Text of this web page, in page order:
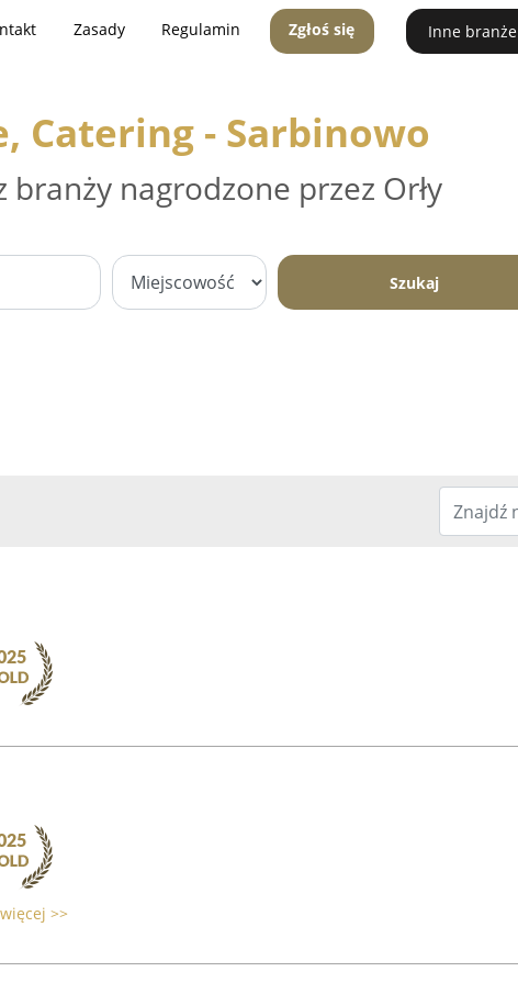
Zasady Regulamin Zgłoś się Inne branże
Catering - Sarbinowo
nagrodzone przez Orły
Szukaj
>>